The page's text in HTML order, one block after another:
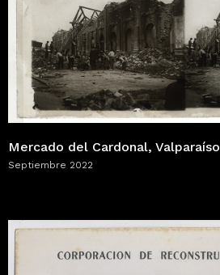
Mercado del Cardonal, Valparaíso
Septiembre 2022